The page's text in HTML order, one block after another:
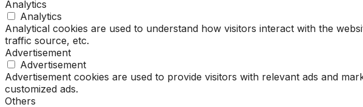
Analytics
Analytics
Analytical cookies are used to understand how visitors interact with the
traffic source, etc.
Advertisement
Advertisement
Advertisement cookies are used to provide visitors with relevant ads and
customized ads.
Others